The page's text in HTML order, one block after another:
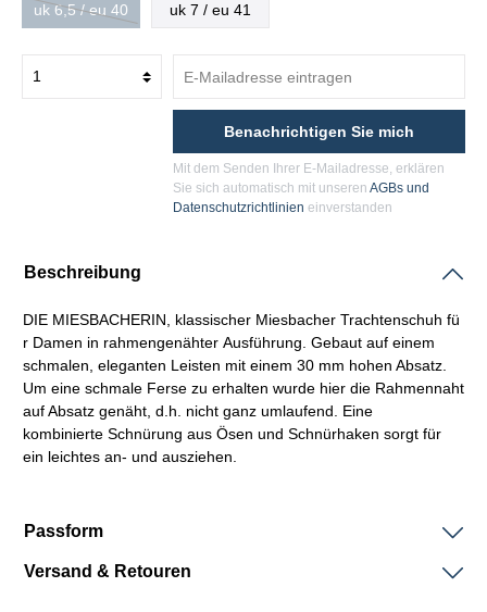
uk 6,5 / eu 40 uk 7 / eu 41
Benachrichtigen Sie mich
Mit dem Senden Ihrer E-Mailadresse, erklären
Sie sich automatisch mit unserenAGBs und
Datenschutzrichtlinien einverstanden
Beschreibung
DIE MIESBACHERIN, klassischer Miesbacher Trachtenschuh fü
r Damen in rahmengenähter Ausführung. Gebaut auf einem
schmalen, eleganten Leisten mit einem 30 mm hohen Absatz.
Um eine schmale Ferse zu erhalten wurde hier die Rahmennaht
auf Absatz genäht, d.h. nicht ganz umlaufend. Eine
kombinierte Schnürung aus Ösen und Schnürhaken sorgt für
ein leichtes an- und ausziehen.
Passform
Versand & Retouren